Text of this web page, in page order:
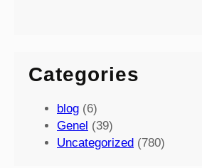
Categories
blog (6)
Genel (39)
Uncategorized (780)